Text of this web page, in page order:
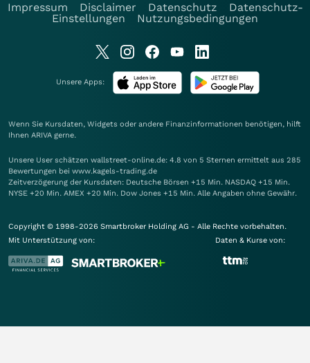
Impressum
Disclaimer Datenschutz
Datenschutz-
Einstellungen
Nutzungsbedingungen
Unsere Apps:
Wenn Sie Kursdaten, Widgets oder andere Finanzinformationen benötigen, hilft
Ihnen ARIVA gerne.
Unsere User schätzen wallstreet-online.de: 4.8 von 5 Sternen ermittelt aus 285
Bewertungen bei www.kagels-trading.de
Zeitverzögerung der Kursdaten: Deutsche Börsen +15 Min. NASDAQ +15 Min.
NYSE +20 Min. AMEX +20 Min. Dow Jones +15 Min. Alle Angaben ohne Gewähr.
Copyright © 1998-2026 Smartbroker Holding AG - Alle Rechte vorbehalten.
Mit Unterstützung von:
Daten & Kurse von: